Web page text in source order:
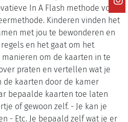
In A Flash methode voor
Kinderen vinden het
met jou te bewonderen en
en het gaat om het
om de kaarten in te
praten en vertellen wat je
de kaarten door de kamer
bepaalde kaarten toe laten
of gewoon zelf. - Je kan je
- Etc. Je bepaald zelf wat je er